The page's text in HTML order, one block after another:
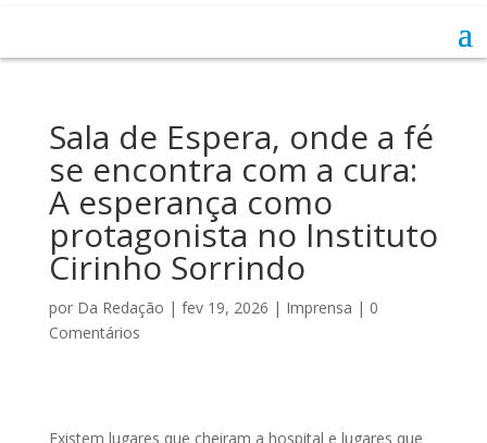
Sala de Espera, onde a fé
se encontra com a cura:
A esperança como
protagonista no Instituto
Cirinho Sorrindo
por Da Redação | fev 19, 2026 | Imprensa | 0
Comentários
Existem lugares que cheiram a hospital e lugares que